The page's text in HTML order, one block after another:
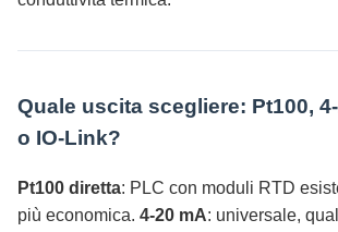
Quale uscita scegliere: Pt100,
o IO-Link?
Pt100 diretta: PLC con moduli RTD
più economica. 4-20 mA: universale,